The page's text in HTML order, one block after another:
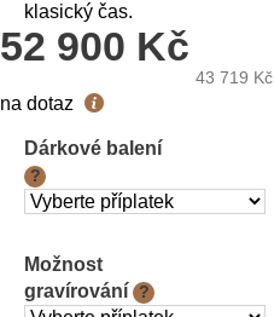
52 900 Kč
43 719 Kč
Měrná
na dotaz
Dárkové balení
?
Možnost
gravírování
?
klasický čas.